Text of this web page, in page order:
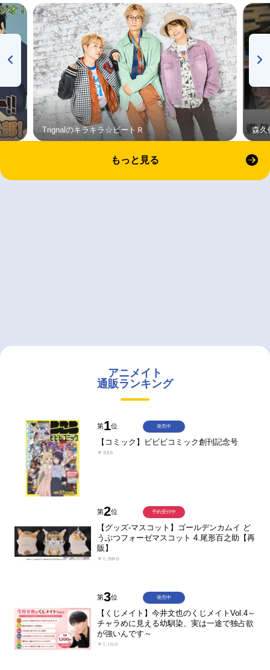
Trignalのキラキラ☆ビートＲ 森久
もっと見る
アニメイト
通販ランキング
第1位
【コミック】ビビビコミック創刊記念号
￥935
発売中
第2位
【グッズ-マスコット】ゴールデンカムイ ど
うぶつフォーゼマスコット 4.尾形百之助【再
販】
￥1,980
予約受付中
第3位
【くじメイト】今井文也のくじメイトVol.4～
チャラめに見える幼馴染、実は一途で独占欲
が強いんです～
￥1,100
発売中